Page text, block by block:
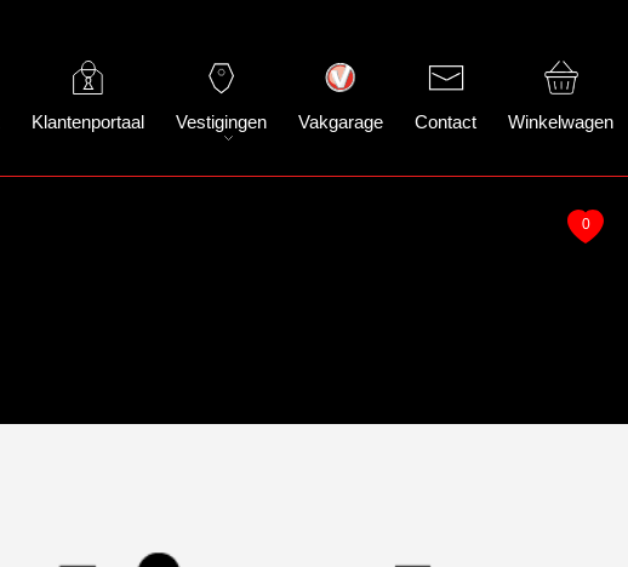
Klantenportaal Vestigingen Vakgarage Contact Winkelwagen
0